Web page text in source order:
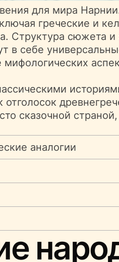
для мира
греческие и
Структура сюжета
в себе
сказочной
аналогии